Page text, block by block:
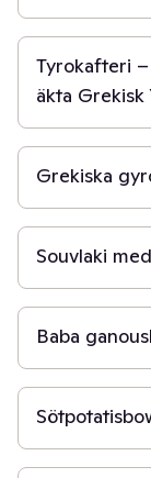
5 min
Tyrokafteri
äkta
20 min
Grekiska
50 min
Souvlaki
1 t
Baba
30 min
40 min